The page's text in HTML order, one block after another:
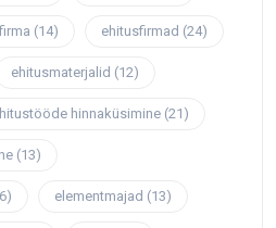
(14) ehitusfirmad (24)
ehitusmaterjalid (12)
hinnaküsimine (21)
(13)
elementmajad (13)